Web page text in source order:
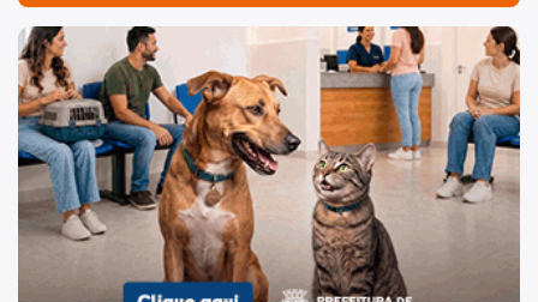
Acesso à Informação
Participação Social
Quadro de Serviços
Busca Territórios - UVIS
Conheça a DVZ
Animais Sinantrópicos - NVSIN
Imagem de um cachorro caramelo e uma gata rajada,